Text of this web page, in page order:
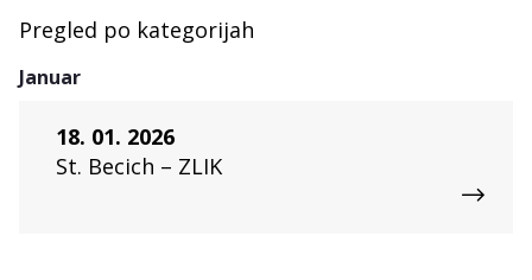
Pregled po kategorijah
Januar
18. 01. 2026
St. Becich – ZLIK